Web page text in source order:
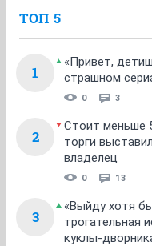
ТОП 5
1
«Привет,
страшном
0 3
2
Стоит меньше
торги
владелец
0 13
3
«Выйду хотя
трогательная
куклы-